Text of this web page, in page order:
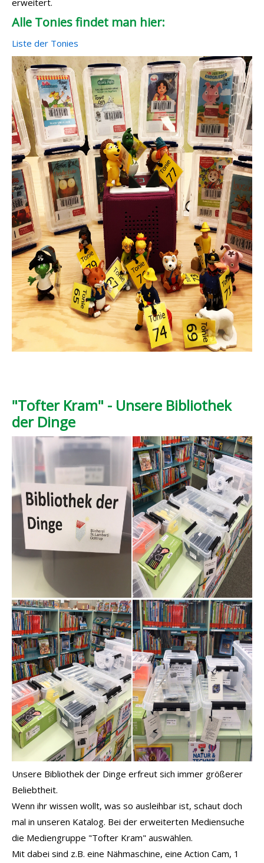
erweitert.
Alle Tonies findet man hier:
Liste der Tonies
"Tofter Kram" - Unsere Bibliothek
der Dinge
Unsere Bibliothek der Dinge erfreut sich immer größerer
Beliebtheit.
Wenn ihr wissen wollt, was so ausleihbar ist, schaut doch
mal in unseren Katalog. Bei der erweiterten Mediensuche
die Mediengruppe "Tofter Kram" auswählen.
Mit dabei sind z.B. eine Nähmaschine, eine Action Cam, 1